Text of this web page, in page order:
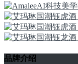
品牌介绍